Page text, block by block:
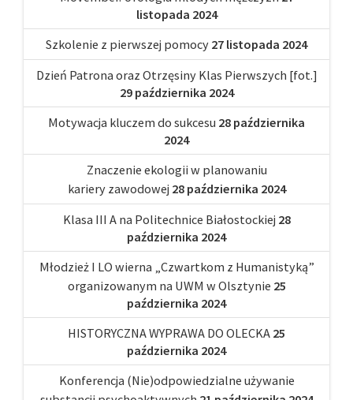
listopada 2024
Szkolenie z pierwszej pomocy 27 listopada 2024
Dzień Patrona oraz Otrzęsiny Klas Pierwszych [fot.]
29 października 2024
Motywacja kluczem do sukcesu 28 października
2024
Znaczenie ekologii w planowaniu
kariery zawodowej 28 października 2024
Klasa III A na Politechnice Białostockiej 28
października 2024
Młodzież I LO wierna „Czwartkom z Humanistyką”
organizowanym na UWM w Olsztynie 25
października 2024
HISTORYCZNA WYPRAWA DO OLECKA 25
października 2024
Konferencja (Nie)odpowiedzialne używanie